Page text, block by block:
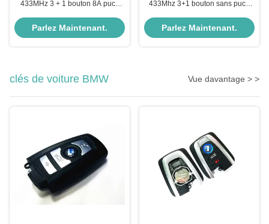
433MHz 3 + 1 bouton 8A puce
Pour Hyundai Sonata
Parlez Maintenant.
433Mhz 3+1 bouton sans puce
Pour Hyundai Sonata
Parlez Maintenant.
clés de voiture BMW Vue davantage > >